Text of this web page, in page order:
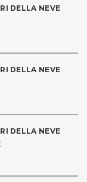
DELLA NEVE
DELLA NEVE
DELLA NEVE